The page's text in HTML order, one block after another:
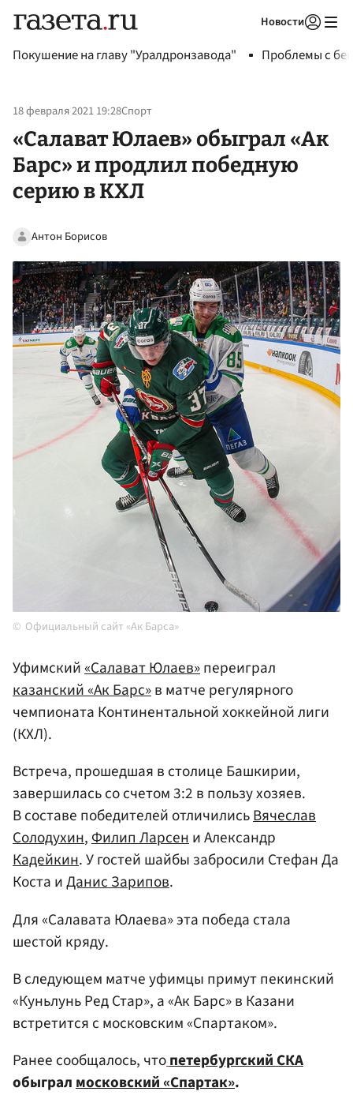
Новости
Покушение на главу "Уралдронзавода" Проблемы с
18 февраля 2021 19:28Спорт
«Салават Юлаев» обыграл «Ак
Барс» и продлил победную
серию в КХЛ
Антон Борисов
Официальный сайт «Ак Барса»
Уфимский«Салават Юлаев»переиграл
казанский «Ак Барс»в матче регулярного
чемпионата Континентальной хоккейной лиги
(КХЛ).
Встреча, прошедшая в столице Башкирии,
завершилась со счетом 3:2 в пользу хозяев.
В составе победителей отличилисьВячеслав
Солодухин,Филип Ларсени Александр
Кадейкин. У гостей шайбы забросили Стефан Да
Коста иДанис Зарипов.
Для «Салавата Юлаева» эта победа стала
шестой кряду.
В следующем матче уфимцы примут пекинский
«Куньлунь Ред Стар», а «Ак Барс» в Казани
встретится с московским «Спартаком».
Ранее сообщалось, чтопетербургский СКА
обыгралмосковский «Спартак».